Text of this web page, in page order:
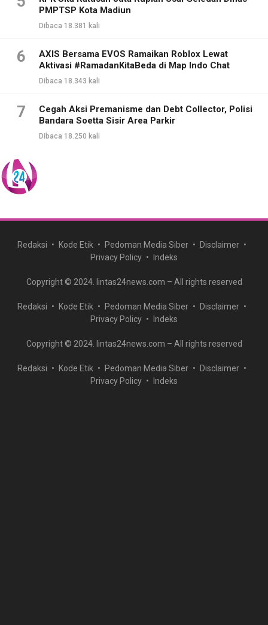
PMPTSP Kota Madiun
Dibaca 18.381 kali
6
AXIS Bersama EVOS Ramaikan Roblox Lewat
Aktivasi #RamadanKitaBeda di Map Indo Chat
Dibaca 18.343 kali
7
Cegah Aksi Premanisme dan Debt Collector, Polisi
Bandara Soetta Sisir Area Parkir
Dibaca 18.250 kali
Redaksi Kode Etik Pedoman Media Siber
Disclaimer
Privacy Policy
Indeks
Copyright © 2024. lintas24news.com – All rights reserved
Redaksi Kode Etik Pedoman Media Siber
Disclaimer
Privacy Policy
Indeks
Copyright © 2024. lintas24news.com – All rights reserved
Redaksi Kode Etik Pedoman Media Siber
Disclaimer
Privacy Policy
Indeks